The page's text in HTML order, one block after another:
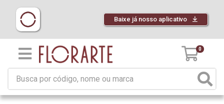
Baixe já nosso aplicativo
0